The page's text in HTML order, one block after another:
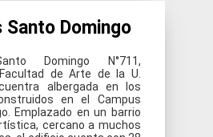
Santo Domingo
Domingo N°711,
de Arte de la U.
albergada en los
en el Campus
Emplazado en un barrio
cercano a muchos